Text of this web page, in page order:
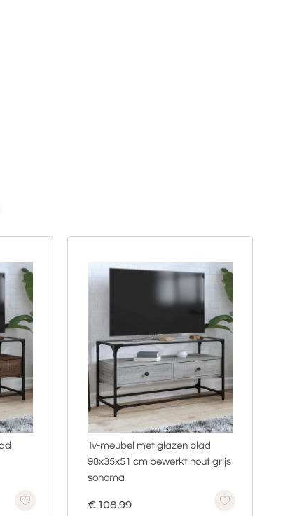
Tv-meubel met glazen blad
98x35x51 cm bewerkt hout grijs
sonoma
€ 108,99